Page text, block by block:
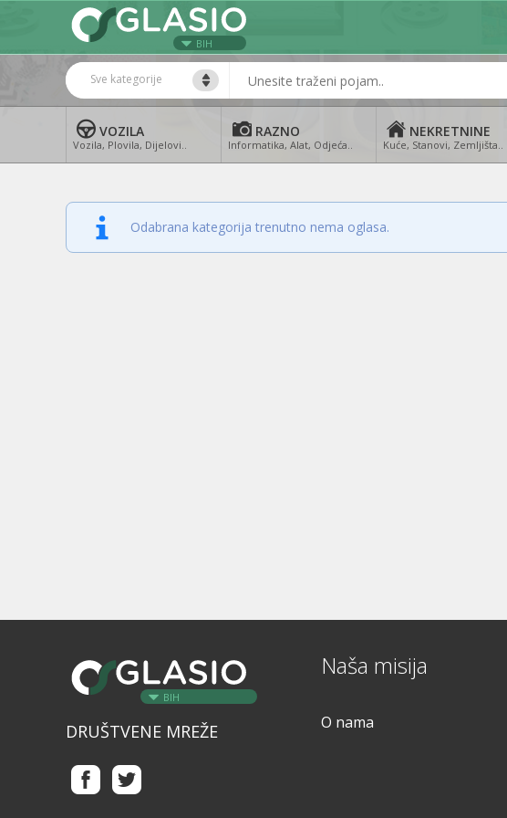
BIH
Sve kategorije
VOZILA
Vozila, Plovila, Dijelovi..
RAZNO
Informatika, Alat, Odjeća..
NEKRETNINE
Kuće, Stanovi, Zemljišta..
Odabrana kategorija trenutno nema oglasa.
BIH
DRUŠTVENE MREŽE
Naša misija
O nama